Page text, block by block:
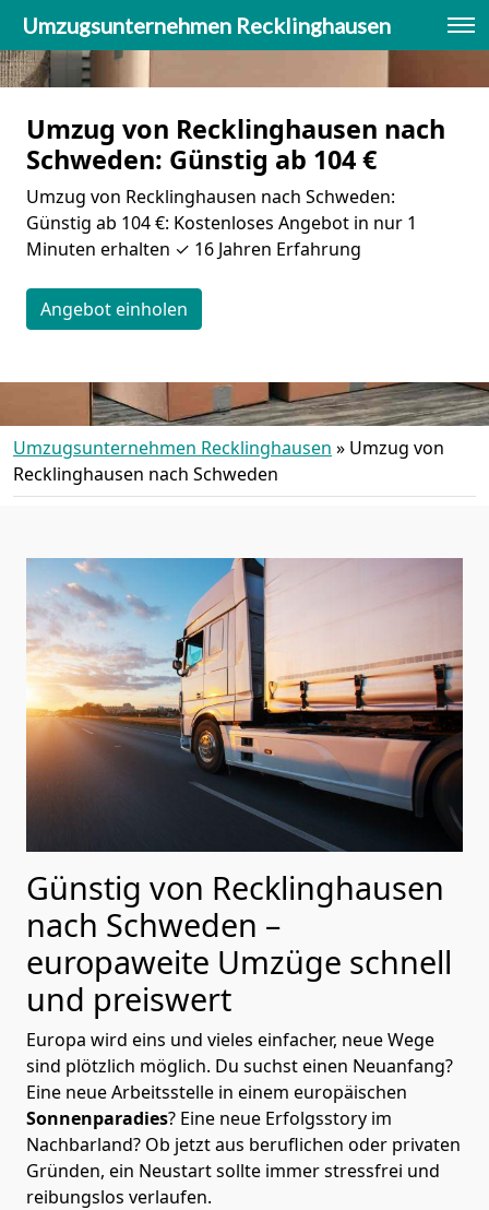
Umzugsunternehmen Recklinghausen
Umzug von Recklinghausen nach
Schweden: Günstig ab 104 €
Umzug von Recklinghausen nach Schweden:
Günstig ab 104 €: Kostenloses Angebot in nur 1
Minuten erhalten ✓ 16 Jahren Erfahrung
Angebot einholen
Umzugsunternehmen Recklinghausen » Umzug von
Recklinghausen nach Schweden
Günstig von Recklinghausen
nach Schweden –
europaweite Umzüge schnell
und preiswert
Europa wird eins und vieles einfacher, neue Wege
sind plötzlich möglich. Du suchst einen Neuanfang?
Eine neue Arbeitsstelle in einem europäischen
Sonnenparadies? Eine neue Erfolgsstory im
Nachbarland? Ob jetzt aus beruflichen oder privaten
Gründen, ein Neustart sollte immer stressfrei und
reibungslos verlaufen.